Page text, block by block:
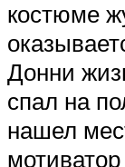
костюме
Донни
спал на
нашел